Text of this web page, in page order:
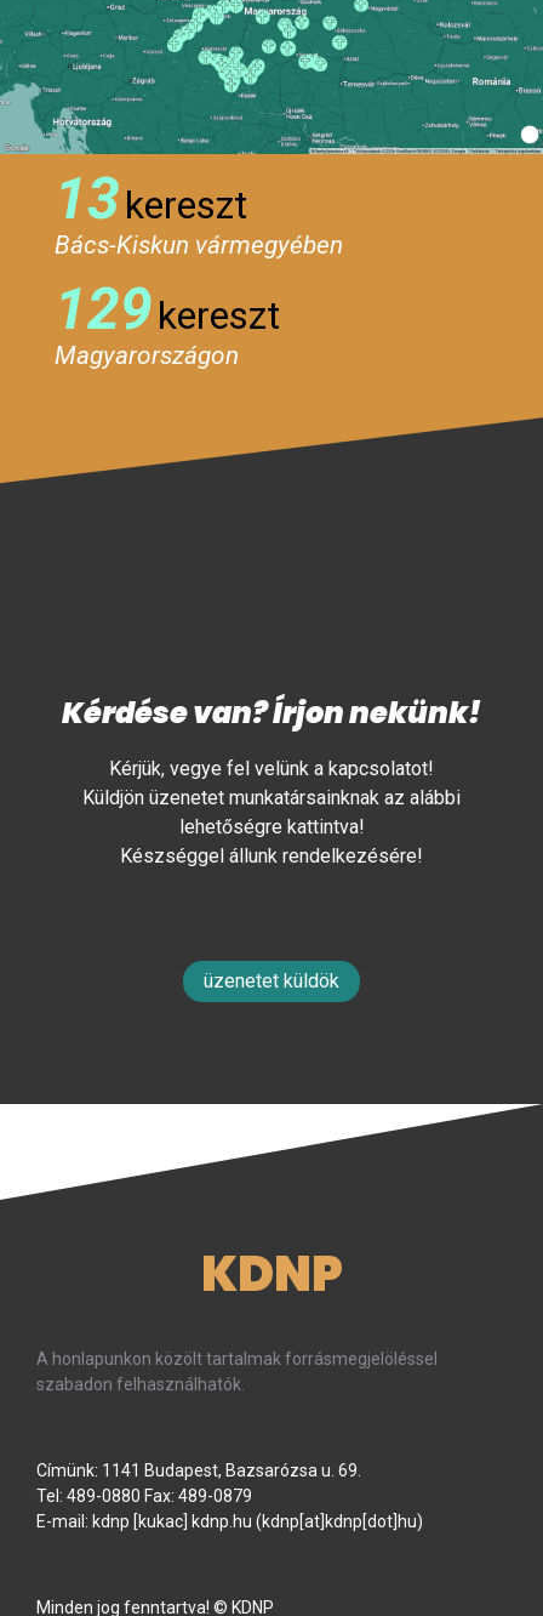
13kereszt
Bács-Kiskun vármegyében
129kereszt
Magyarországon
Kérdése van? Írjon nekünk!
Kérjük, vegye fel velünk a kapcsolatot!
Küldjön üzenetet munkatársainknak az alábbi
lehetőségre kattintva!
Készséggel állunk rendelkezésére!
üzenetet küldök
KDNP
A honlapunkon közölt tartalmak forrásmegjelöléssel
szabadon felhasználhatók.
Címünk: 1141 Budapest, Bazsarózsa u. 69.
Tel: 489-0880 Fax: 489-0879
E-mail: kdnp [kukac] kdnp hu (kdnp[at]kdnp[dot]hu)
Minden jog fenntartva! © KDNP